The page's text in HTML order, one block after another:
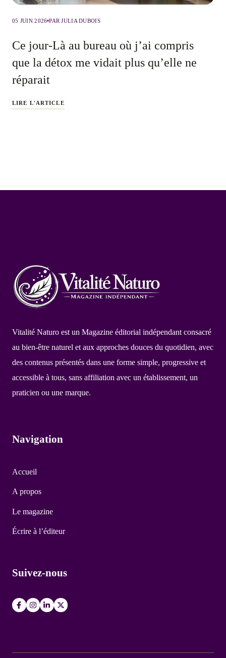
05 JUIN 2026 PAR JULIA DUBOIS
Ce jour-Là au bureau où j’ai compris
que la détox me vidait plus qu’elle ne
réparait
LIRE L'ARTICLE
Vitalité Naturo est un Magazine éditorial indépendant consacré
au bien-être naturel et aux approches douces du quotidien, avec
des contenus présentés dans une forme simple, progressive et
accessible à tous, sans affiliation avec un établissement, un
praticien ou une marque.
Navigation
Accueil
A propos
Le magazine
Écrire à l’éditeur
Suivez-nous